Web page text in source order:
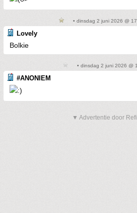
• dinsdag 2 juni 2026 @
Lovely
Bolkie
• dinsdag 2 juni 2026 @
#ANONIEM
▼ Advertentie door